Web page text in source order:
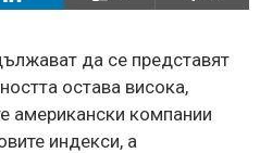
да се представят
остава висока,
американски компании
индекси, а